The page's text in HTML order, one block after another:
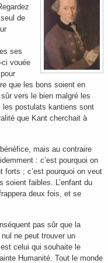
de
ses
ci vouée
que les bons soient en
vers le bien malgré les
les postulats kantiens sont
que Kant cherchait à
mais au contraire
: c’est pourquoi on
forts ; c’est pourquoi on veut
soient faibles. L’enfant du
deux fois, et se
pas sûr que la
ne peut trouver un
celui qui souhaite le
Humanité. Tout le monde